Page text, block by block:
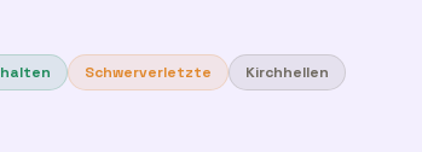
Schwerverletzte Kirchhellen